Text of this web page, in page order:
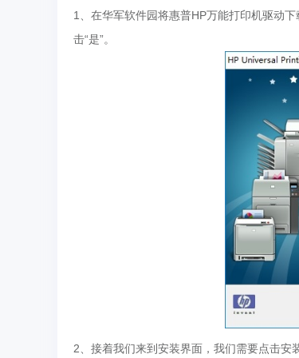
1、在华军软件园将惠普HP万能打印机驱动
击“是”。
2、接着我们来到安装界面，我们需要点击安装